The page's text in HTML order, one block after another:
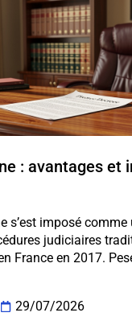
: avantages et
s’est imposé
judiciaires
France en 2017.
29/07/2026